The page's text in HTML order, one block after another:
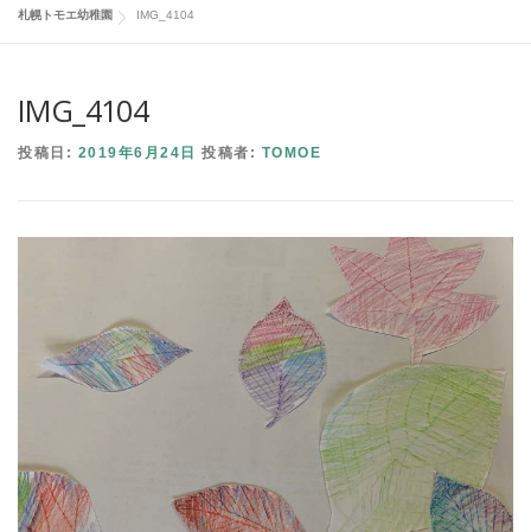
交通案内 お問い合わせ
札幌トモエ幼稚園 IMG_4104
IMG_4104
投稿日: 2019年6月24日 投稿者: TOMOE